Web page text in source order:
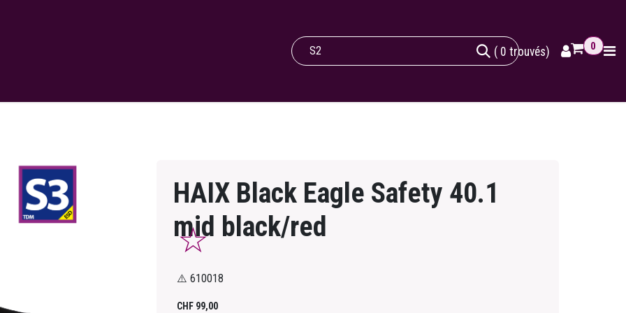
( 0 trouvés) 0
HAIX Black Eagle Safety 40.1
mid black/red
⚠️ 610018
CHF 99,00